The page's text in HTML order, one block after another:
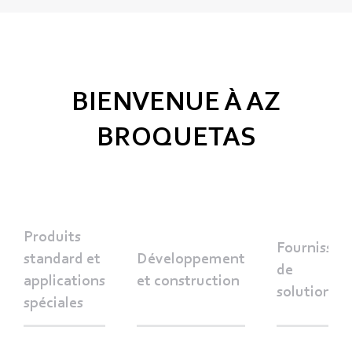
BIENVENUE À AZ
BROQUETAS
Produits
standard et
applications
spéciales
Développement
et construction
de
solutions